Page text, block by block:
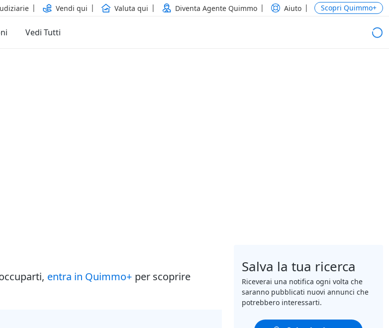
Vendi qui Valuta qui Diventa Agente Quimmo Aiuto Scopri Quimmo+
Vedi Tutti
entra in Quimmo+ per scoprire
Salva la tua ricerca
Riceverai una notifica ogni volta che
saranno pubblicati nuovi annunci che
potrebbero interessarti.